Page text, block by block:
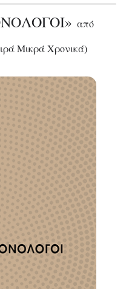
από
Μικρά Χρονικά)